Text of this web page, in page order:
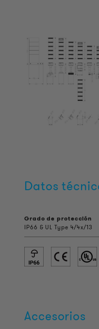
Datos
Grado de protección
IP66 & UL Type 4/4x/13
Accesorios